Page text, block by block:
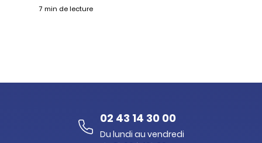
7 min de lecture
02 43 14 30 00
Du lundi au vendredi